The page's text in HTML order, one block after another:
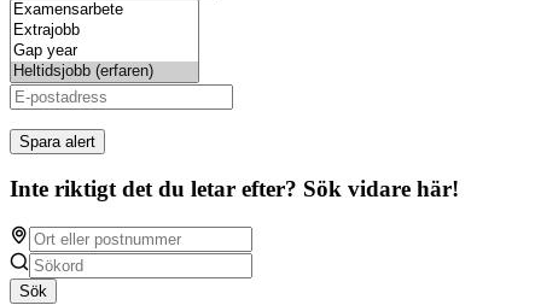
Spara alert
Inte riktigt det du letar efter? Sök vidare här!
Sök